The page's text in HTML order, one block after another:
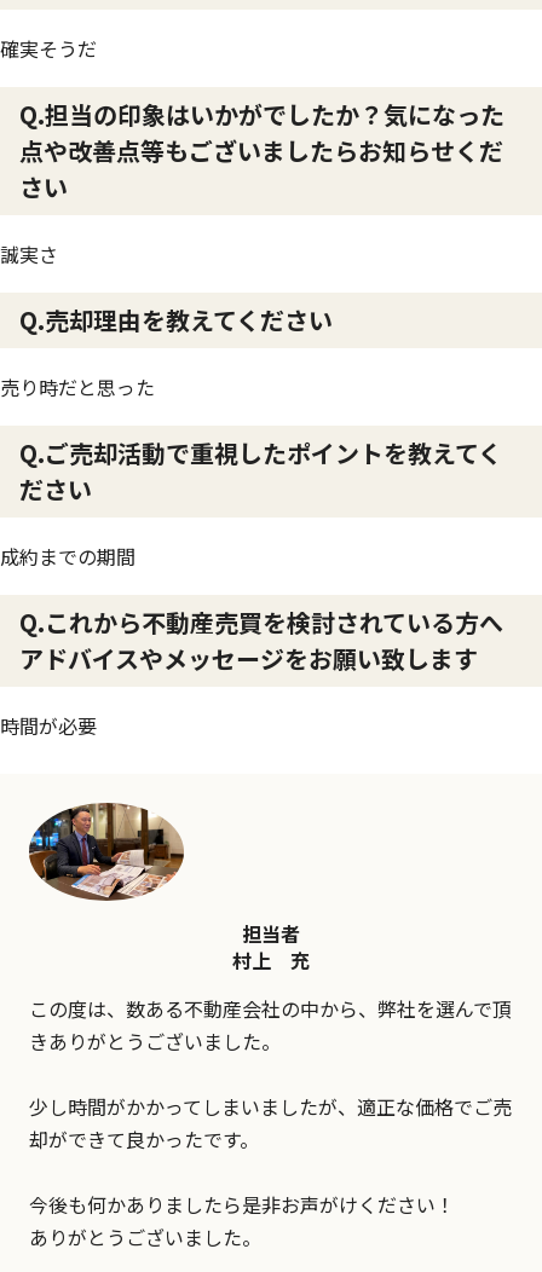
確実そうだ
Q.担当の印象はいかがでしたか？気になった
点や改善点等もございましたらお知らせくだ
さい
誠実さ
Q.売却理由を教えてください
売り時だと思った
Q.ご売却活動で重視したポイントを教えてく
ださい
成約までの期間
Q.これから不動産売買を検討されている方へ
アドバイスやメッセージをお願い致します
時間が必要
担当者
村上 充
この度は、数ある不動産会社の中から、弊社を選んで頂
きありがとうございました。
少し時間がかかってしまいましたが、適正な価格でご売
却ができて良かったです。
今後も何かありましたら是非お声がけください！
ありがとうございました。